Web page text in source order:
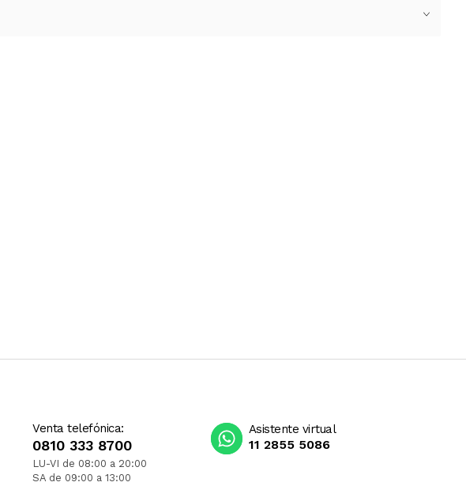
Venta telefónica:
0810 333 8700
LU-VI de 08:00 a 20:00
SA de 09:00 a 13:00
Asistente virtual
11 2855 5086